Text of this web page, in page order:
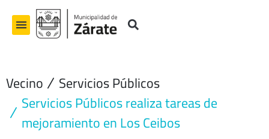
contenido
Vecino Servicios Públicos
Servicios Públicos realiza tareas de
mejoramiento en Los Ceibos